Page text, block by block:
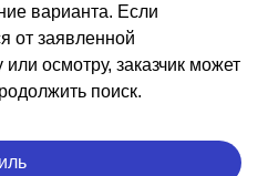
варианта. Если
от заявленной
осмотру, заказчик может
поиск.